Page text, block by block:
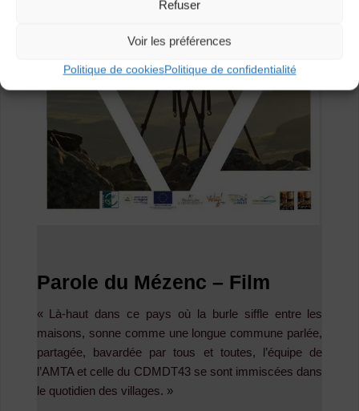
Refuser
Voir les préférences
Politique de cookiesPolitique de confidentialité
Parole du Mézenc – Film
« Là-haut dans ce pays où la burle siffle entre les
maisons, sonne comme une longue commune parlée,
partagée, bavardée par tous et toutes, l’équipe de
l’AMTA et celle du CDMDT43 se sont immiscées dans
le quotidien des villages. »